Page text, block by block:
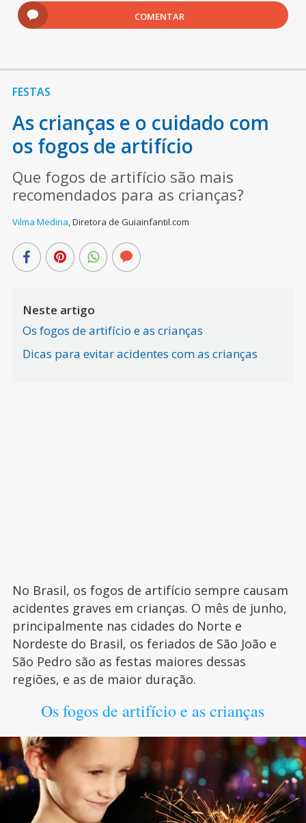
COMENTAR
FESTAS
As crianças e o cuidado com
os fogos de artifício
Que fogos de artifício são mais
recomendados para as crianças?
Vilma Medina,Diretora de Guiainfantil.com
Neste artigo
Os fogos de artifício e as crianças
Dicas para evitar acidentes com as crianças
No Brasil, os fogos de artifício sempre causam
acidentes graves em crianças. O mês de junho,
principalmente nas cidades do Norte e
Nordeste do Brasil, os feriados de São João e
São Pedro são as festas maiores dessas
regiões, e as de maior duração.
Os fogos de artifício e as crianças